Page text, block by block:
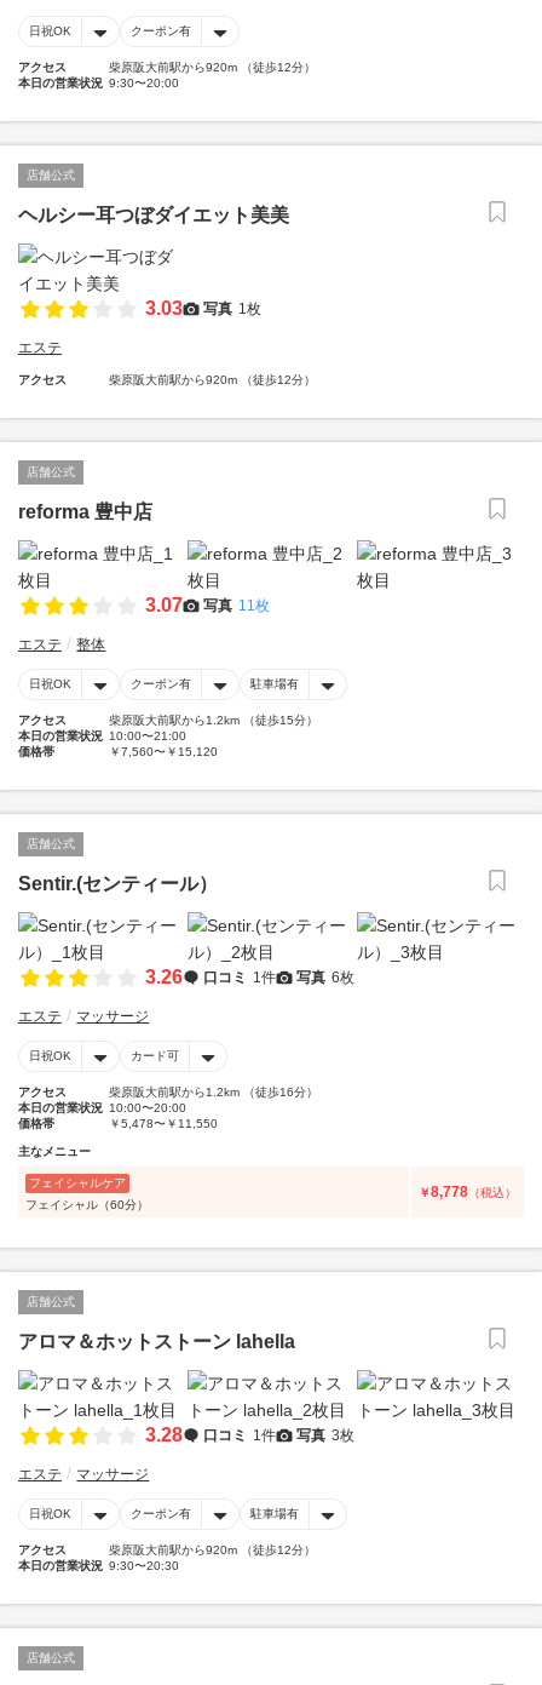
日祝OK クーポン有
アクセス
柴原阪大前駅から920m （徒歩12分）
本日の営業状況 9:30〜20:00
店舗公式
ヘルシー耳つぼダイエット美美
3.03 写真 1枚
エステ
アクセス 柴原阪大前駅から920m （徒歩12分）
店舗公式
reforma 豊中店
3.07 写真 11枚
エステ 整体
日祝OK クーポン有 駐車場有
アクセス
柴原阪大前駅から1.2km （徒歩15分）
本日の営業状況 10:00〜21:00
価格帯
￥7,560〜￥15,120
店舗公式
Sentir.(センティール）
3.26 口コミ 1件 写真 6枚
エステ マッサージ
日祝OK カード可
アクセス
柴原阪大前駅から1.2km （徒歩16分）
本日の営業状況 10:00〜20:00
価格帯
￥5,478〜￥11,550
主なメニュー
フェイシャルケア
フェイシャル（60分）
￥8,778 （税込）
店舗公式
アロマ＆ホットストーン lahella
3.28 口コミ 1件 写真 3枚
エステ マッサージ
日祝OK クーポン有 駐車場有
アクセス
柴原阪大前駅から920m （徒歩12分）
本日の営業状況 9:30〜20:30
店舗公式